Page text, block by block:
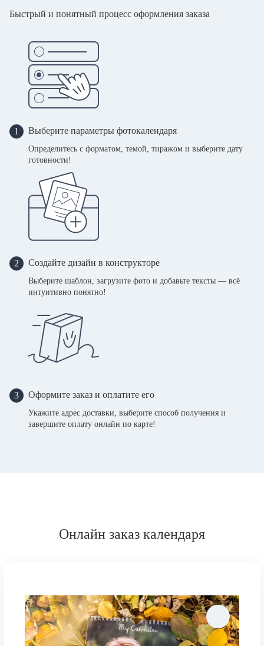
Быстрый и понятный процесс оформления заказа
1 Выберите параметры фотокалендаря
Определитесь с форматом, темой, тиражом и выберите дату
готовности!
2 Создайте дизайн в конструкторе
Выберите шаблон, загрузите фото и добавьте тексты — всё
интуитивно понятно!
3 Оформите заказ и оплатите его
Укажите адрес доставки, выберите способ получения и
завершите оплату онлайн по карте!
Онлайн заказ календаря